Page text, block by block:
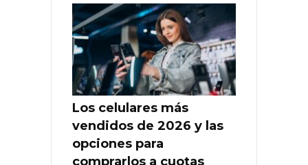
Los celulares más
vendidos de 2026 y las
opciones para
comprarlos a cuotas